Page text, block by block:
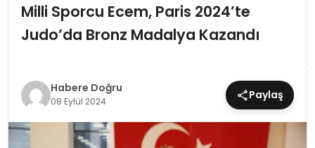
DÜNYA
SPOR
Milli Sporcu Ecem, Paris 2024’te
Judo’da Bronz Madalya Kazandı
Habere Doğru
08 Eylül 2024 Paylaş